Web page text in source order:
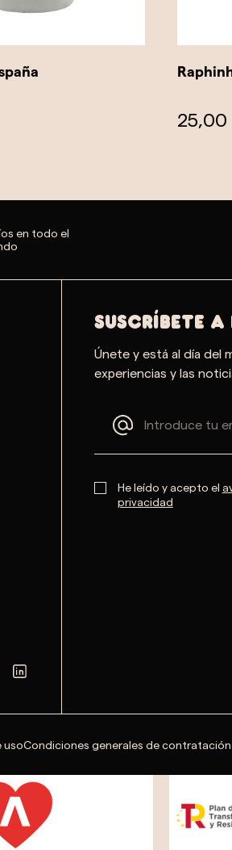
en todo el
SUSCRÍBETE
Únete y está al día del
experiencias y las
He leído y acepto el
privacidad
usoCondiciones generales de contratación